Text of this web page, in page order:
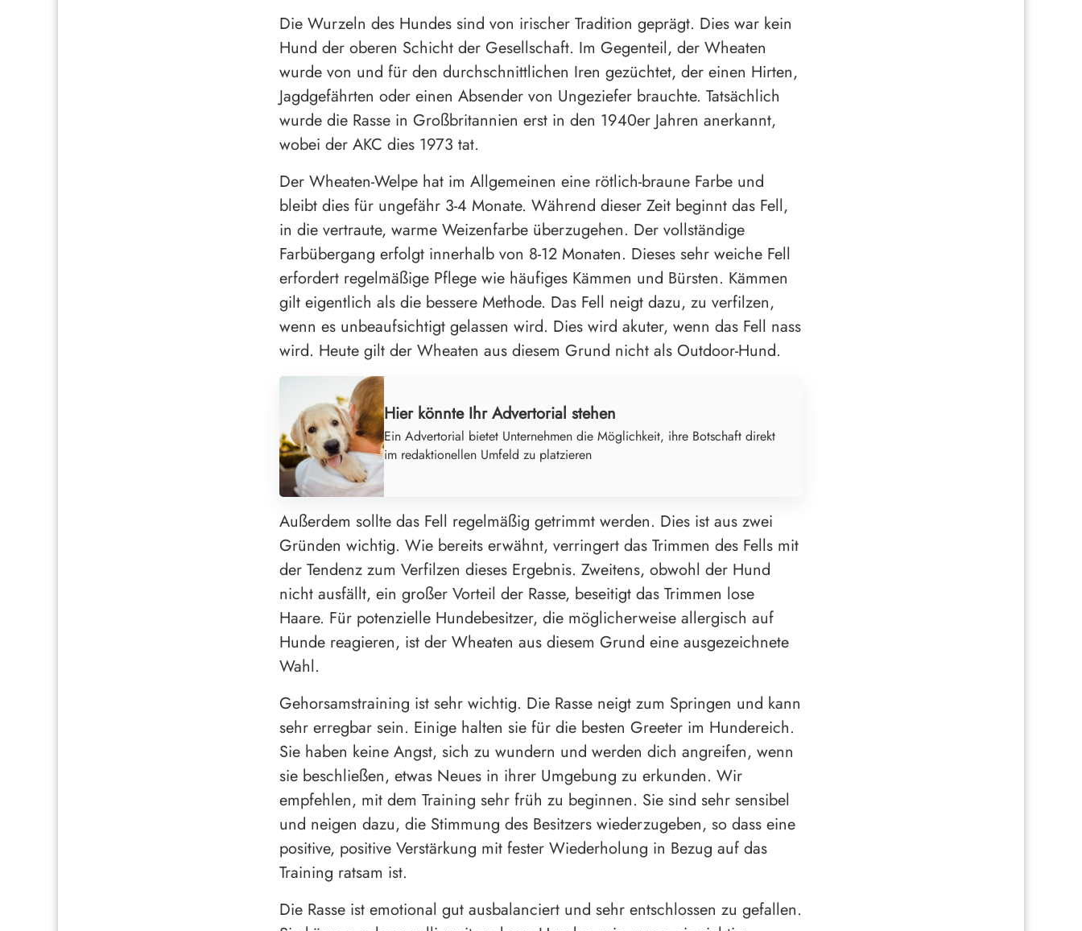
Die Wurzeln des Hundes sind von irischer Tradition geprägt. Dies war kein
Hund der oberen Schicht der Gesellschaft. Im Gegenteil, der Wheaten
wurde von und für den durchschnittlichen Iren gezüchtet, der einen Hirten,
Jagdgefährten oder einen Absender von Ungeziefer brauchte. Tatsächlich
wurde die Rasse in Großbritannien erst in den 1940er Jahren anerkannt,
wobei der AKC dies 1973 tat.
Der Wheaten-Welpe hat im Allgemeinen eine rötlich-braune Farbe und
bleibt dies für ungefähr 3-4 Monate. Während dieser Zeit beginnt das Fell,
in die vertraute, warme Weizenfarbe überzugehen. Der vollständige
Farbübergang erfolgt innerhalb von 8-12 Monaten. Dieses sehr weiche Fell
erfordert regelmäßige Pflege wie häufiges Kämmen und Bürsten. Kämmen
gilt eigentlich als die bessere Methode. Das Fell neigt dazu, zu verfilzen,
wenn es unbeaufsichtigt gelassen wird. Dies wird akuter, wenn das Fell nass
wird. Heute gilt der Wheaten aus diesem Grund nicht als Outdoor-Hund.
Hier könnte Ihr Advertorial stehen
Ein Advertorial bietet Unternehmen die Möglichkeit, ihre Botschaft direkt
im redaktionellen Umfeld zu platzieren
Außerdem sollte das Fell regelmäßig getrimmt werden. Dies ist aus zwei
Gründen wichtig. Wie bereits erwähnt, verringert das Trimmen des Fells mit
der Tendenz zum Verfilzen dieses Ergebnis. Zweitens, obwohl der Hund
nicht ausfällt, ein großer Vorteil der Rasse, beseitigt das Trimmen lose
Haare. Für potenzielle Hundebesitzer, die möglicherweise allergisch auf
Hunde reagieren, ist der Wheaten aus diesem Grund eine ausgezeichnete
Wahl.
Gehorsamstraining ist sehr wichtig. Die Rasse neigt zum Springen und kann
sehr erregbar sein. Einige halten sie für die besten Greeter im Hundereich.
Sie haben keine Angst, sich zu wundern und werden dich angreifen, wenn
sie beschließen, etwas Neues in ihrer Umgebung zu erkunden. Wir
empfehlen, mit dem Training sehr früh zu beginnen. Sie sind sehr sensibel
und neigen dazu, die Stimmung des Besitzers wiederzugeben, so dass eine
positive, positive Verstärkung mit fester Wiederholung in Bezug auf das
Training ratsam ist.
Die Rasse ist emotional gut ausbalanciert und sehr entschlossen zu gefallen.